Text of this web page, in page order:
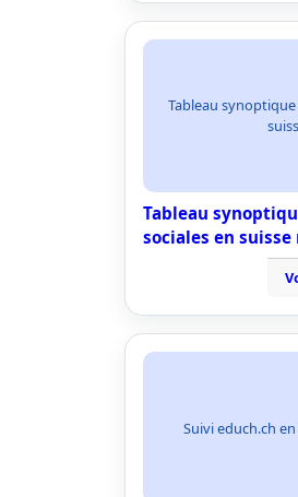
Tableau
Tableau
sociales en
Suivi educh.ch